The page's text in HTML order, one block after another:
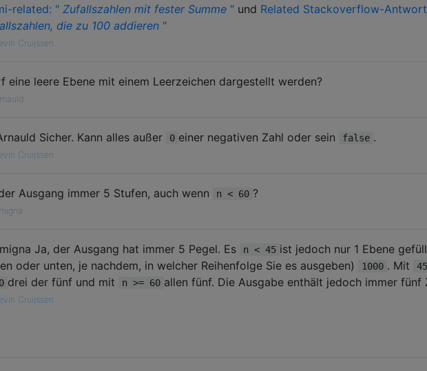
related: " Zufallszahlen mit fester Summe " und Related Stackoverflow-
die zu 100 addieren "
Cruijssen
eine leere Ebene mit einem Leerzeichen dargestellt werden?
Sicher. Kann alles außer 0 einer negativen Zahl oder sein false .
Cruijssen
Ausgang immer 5 Stufen, auch wenn n < 60 ?
Ja, der Ausgang hat immer 5 Pegel. Es n < 45 ist jedoch nur 1 Ebene
oder unten, je nachdem, in welcher Reihenfolge Sie es ausgeben)
1000 . Mit
drei der fünf und mit n >= 60 allen fünf. Die Ausgabe enthält jedoch immer fünf
Cruijssen